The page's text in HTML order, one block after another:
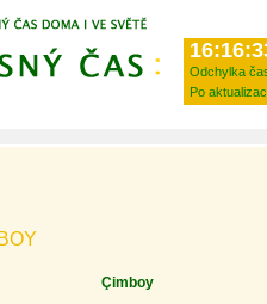
Odchylka
Po
Çimboy